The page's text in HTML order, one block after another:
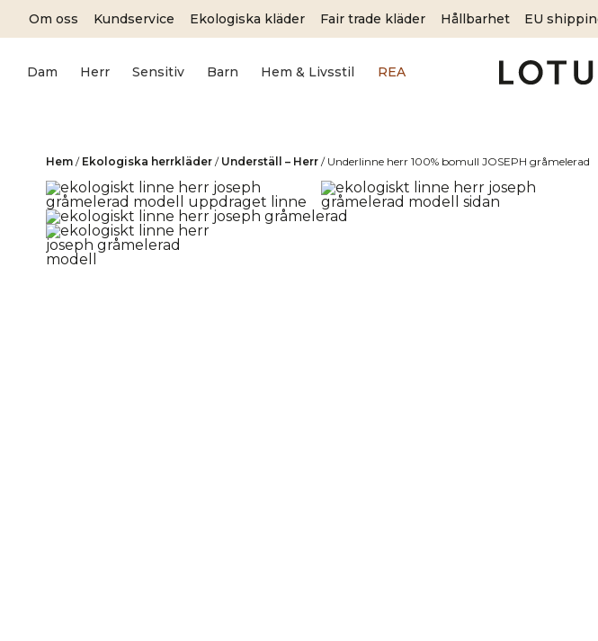
Om oss Kundservice Ekologiska kläder Fair trade kläder Hållbarhet EU
Dam Herr Sensitiv Barn Hem & Livsstil REA
Hem / Ekologiska herrkläder / Underställ – Herr / Underlinne herr 100% bomull JOSEPH gråmelerad